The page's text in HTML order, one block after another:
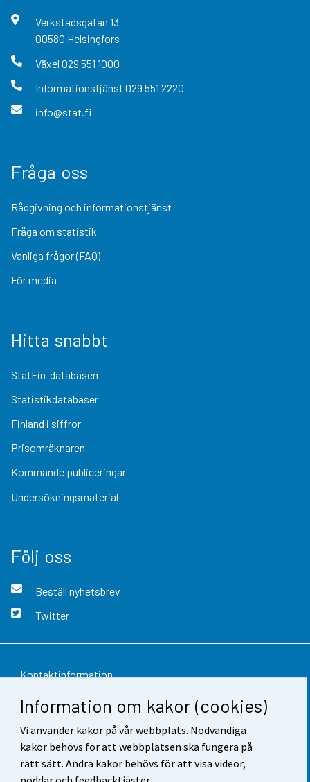
Information om kakor (cookies)
Vi använder kakor på vår webbplats. Nödvändiga
kakor behövs för att webbplatsen ska fungera på
rätt sätt. Andra kakor behövs för att visa videor,
Verkstadsgatan 13
00580 Helsingfors
Växel 029 551 1000
Informationstjänst 029 551 2220
info@stat.fi
Fråga oss
Rådgivning och informationstjänst
Fråga om statistik
Vanliga frågor (FAQ)
För media
Hitta snabbt
StatFin-databasen
Statistikdatabaser
Finland i siffror
Prisomräknaren
Kommande publiceringar
Undersökningsmaterial
Följ oss
Beställ nyhetsbrev
Twitter
Kontaktinformation
Respons
Användarvillkor
Dataskydd